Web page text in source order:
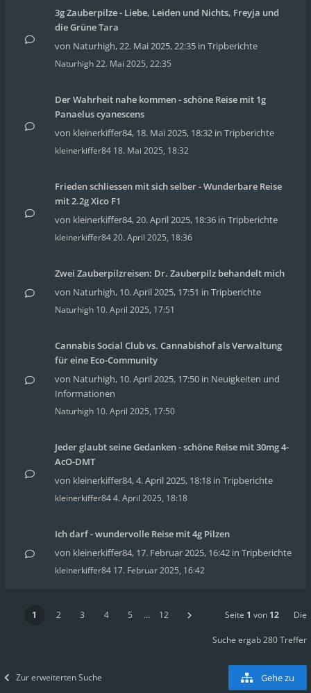
3g Zauberpilze - Liebe, Leiden und Nichts, Freyja und
die Grüne Tara
von Naturhigh,22. Mai 2025, 22:35 in Tripberichte
Naturhigh22. Mai 2025, 22:35
Der Wahrheit nahe kommen - schöne Reise mit 1g
Panaelus cyanescens
von kleinerkiffer84, 18. Mai 2025, 18:32 in Tripberichte
kleinerkiffer84 18. Mai 2025, 18:32
Frieden schliessen mit sich selber - Wunderbare Reise
mit 2.2g Xico F1
von kleinerkiffer84,20. April 2025, 18:36 in Tripberichte
kleinerkiffer8420. April 2025, 18:36
Zwei Zauberpilzreisen: Dr. Zauberpilz behandelt mich
von Naturhigh, 10. April 2025, 17:51 in Tripberichte
Naturhigh 10. April 2025, 17:51
Cannabis Social Club vs. Cannabishof als Verwaltung
für eine Eco-Community
von Naturhigh, 10. April 2025, 17:50 in Neuigkeiten und
Informationen
Naturhigh 10. April 2025, 17:50
Jeder glaubt seine Gedanken - schöne Reise mit 30mg 4-
AcO-DMT
von kleinerkiffer84,4. April 2025, 18:18 in Tripberichte
kleinerkiffer844. April 2025, 18:18
Ich darf - wundervolle Reise mit 4g Pilzen
von kleinerkiffer84, 17. Februar 2025, 16:42 in Tripberichte
kleinerkiffer84 17. Februar 2025, 16:42
1 2 3 4 5 … 12 Seite 1 von 12 Die
Suche ergab 280 Treffer
Zur erweiterten Suche Gehe zu